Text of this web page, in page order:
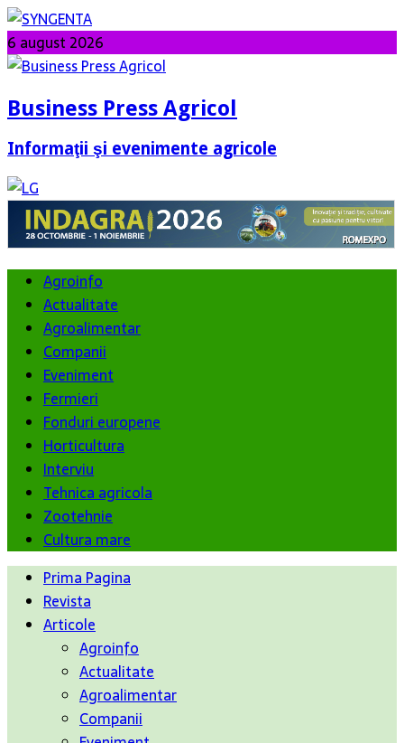
6 august 2026
Business Press Agricol
Informaţii şi evenimente agricole
Agroinfo
Actualitate
Agroalimentar
Companii
Eveniment
Fermieri
Fonduri europene
Horticultura
Interviu
Tehnica agricola
Zootehnie
Cultura mare
Prima Pagina
Revista
Articole
Agroinfo
Actualitate
Agroalimentar
Companii